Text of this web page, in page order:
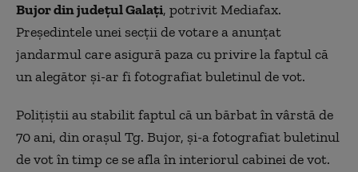
Bujor din județul Galați, potrivit Mediafax.
Președintele unei secții de votare a anunțat
jandarmul care asigură paza cu privire la faptul că
un alegător și-ar fi fotografiat buletinul de vot.
Polițiștii au stabilit faptul că un bărbat în vârstă de
70 ani, din orașul Tg. Bujor, și-a fotografiat buletinul
de vot în timp ce se afla în interiorul cabinei de vot.